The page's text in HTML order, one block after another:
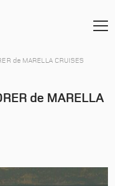
de MARELLA CRUISES
de MARELLA